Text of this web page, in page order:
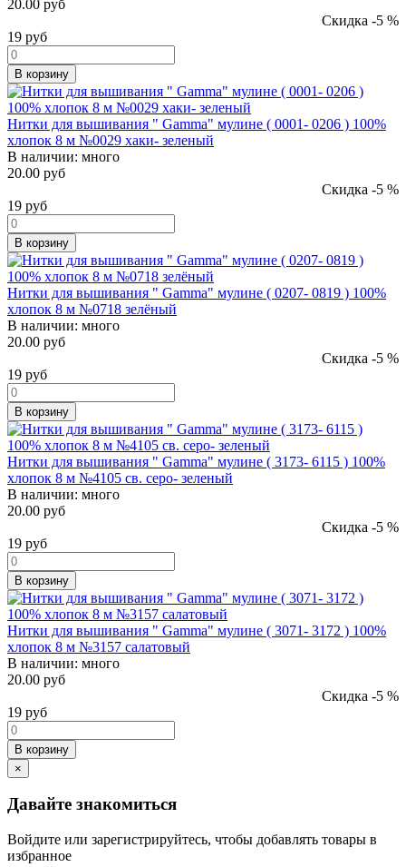
20.00 руб
Скидка -5 %
19 руб
В корзину
Нитки для вышивания " Gamma" мулине ( 0001- 0206 ) 100%
хлопок 8 м №0029 хаки- зеленый
В наличии: много
20.00 руб
Скидка -5 %
19 руб
В корзину
Нитки для вышивания " Gamma" мулине ( 0207- 0819 ) 100%
хлопок 8 м №0718 зелёный
В наличии: много
20.00 руб
Скидка -5 %
19 руб
В корзину
Нитки для вышивания " Gamma" мулине ( 3173- 6115 ) 100%
хлопок 8 м №4105 св. серо- зеленый
В наличии: много
20.00 руб
Скидка -5 %
19 руб
В корзину
Нитки для вышивания " Gamma" мулине ( 3071- 3172 ) 100%
хлопок 8 м №3157 салатовый
В наличии: много
20.00 руб
Скидка -5 %
19 руб
В корзину
×
Давайте знакомиться
Войдите или зарегистрируйтесь, чтобы добавлять товары в
избранное